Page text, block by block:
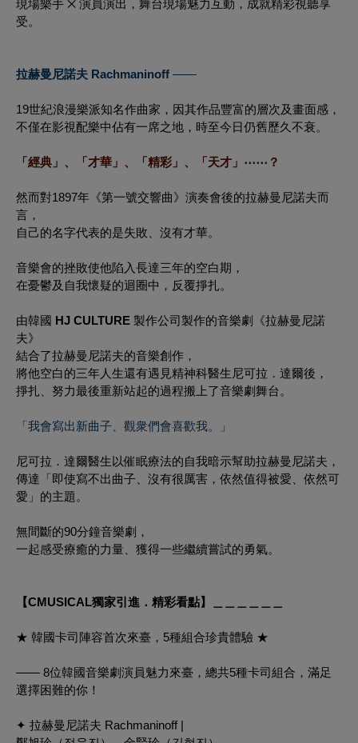
現場樂手 ྾ 演員演出，舞台現場魅力互動，成就精彩視聽享
受。
拉赫曼尼諾夫 Rachmaninoff ——
19世紀浪漫樂派知名作曲家，因其作品豐富的層次及畫面感，
不僅在影視配樂中佔有一席之地，時至今日仍舊歷久不衰。
「經典」、「才華」、「精彩」、「天才」⋯⋯？
然而對1897年《第一號交響曲》演奏會後的拉赫曼尼諾夫而
言，
自己的名字代表的是失敗、沒有才華。
音樂會的挫敗使他陷入長達三年的空白期，
在憂鬱及自我懷疑的迴圈中，反覆掙扎。
由韓國 HJ CULTURE 製作公司製作的音樂劇《拉赫曼尼諾
夫》
結合了拉赫曼尼諾夫的音樂創作，
將他空白的三年人生還有遇見精神科醫生尼可拉．達爾後，
掙扎、努力最後重新站起的過程搬上了音樂劇舞台。
「我會寫出新曲子、觀衆們會喜歡我。」
尼可拉．達爾醫生以催眠療法的自我暗示幫助拉赫曼尼諾夫，
傳達「即使寫不出曲子、沒有很厲害，依然值得被愛、依然可
愛」的主題。
無間斷的90分鐘音樂劇，
一起感受療癒的力量、獲得一些繼續嘗試的勇氣。
【CMUSICAL獨家引進．精彩看點】＿＿＿＿＿＿
★ 韓國卡司陣容首次來臺，5種組合珍貴體驗 ★
—— 8位韓國音樂劇演員魅力來臺，總共5種卡司組合，滿足
選擇困難的你！
✦ 拉赫曼尼諾夫 Rachmaninoff |